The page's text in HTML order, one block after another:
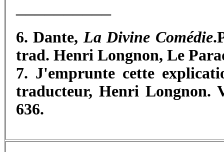
6. Dante,La Divine Comédie
trad. Henri Longnon, Le
7. J'emprunte cette
traducteur, Henri Longnon.
636.